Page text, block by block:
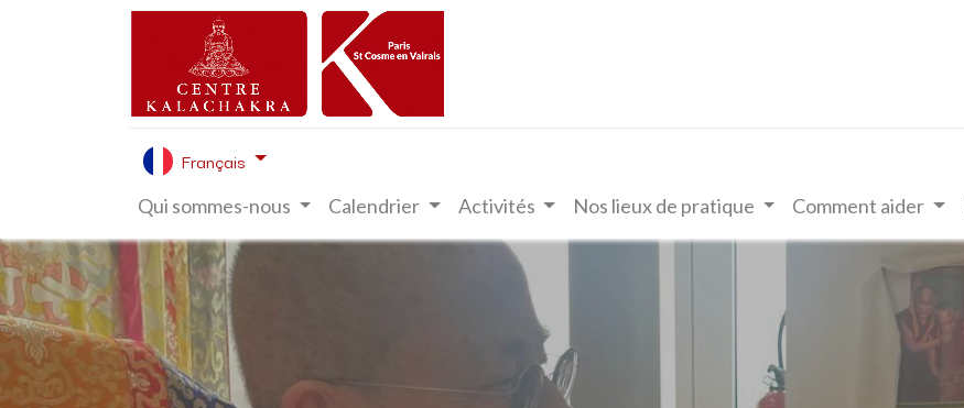
Français
Qui sommes-nous Calendrier Activités Nos lieux de pratique Comment aider